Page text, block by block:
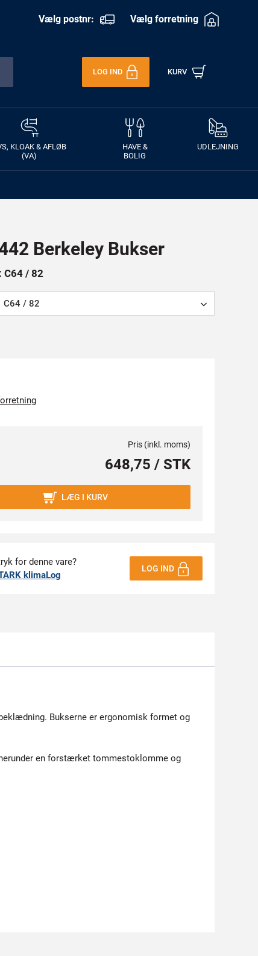
Vælg postnr: Vælg forretning
LOG IND KURV
KLOAK & AFLØB
(VA)
HAVE &
BOLIG
UDLEJNING
Berkeley Bukser
C64 / 82
C64 / 82
Pris (inkl. moms)
648,75 / STK
LÆG I KURV
for denne vare?
klimaLog
LOG IND
Bukserne er ergonomisk formet og
en forstærket tommestoklomme og